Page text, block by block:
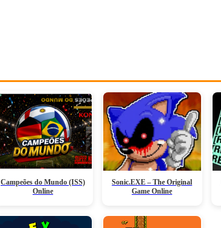
Campeões do Mundo (ISS)
Online
Sonic.EXE – The Original
Game Online